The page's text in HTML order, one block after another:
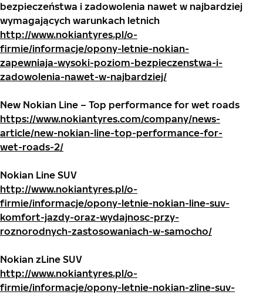
bezpieczeństwa i zadowolenia nawet w najbardziej
wymagających warunkach letnich
http://www.nokiantyres.pl/o-
firmie/informacje/opony-letnie-nokian-
zapewniaja-wysoki-poziom-bezpieczenstwa-i-
zadowolenia-nawet-w-najbardziej/
New Nokian Line – Top performance for wet roads
https://www.nokiantyres.com/company/news-
article/new-nokian-line-top-performance-for-
wet-roads-2/
Nokian Line SUV
http://www.nokiantyres.pl/o-
firmie/informacje/opony-letnie-nokian-line-suv-
komfort-jazdy-oraz-wydajnosc-przy-
roznorodnych-zastosowaniach-w-samocho/
Nokian zLine SUV
http://www.nokiantyres.pl/o-
firmie/informacje/opony-letnie-nokian-zline-suv-